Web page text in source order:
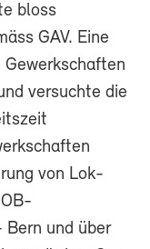
bloss
GAV. Eine
Gewerkschaften
versuchte die
von Lok-
Bern und über